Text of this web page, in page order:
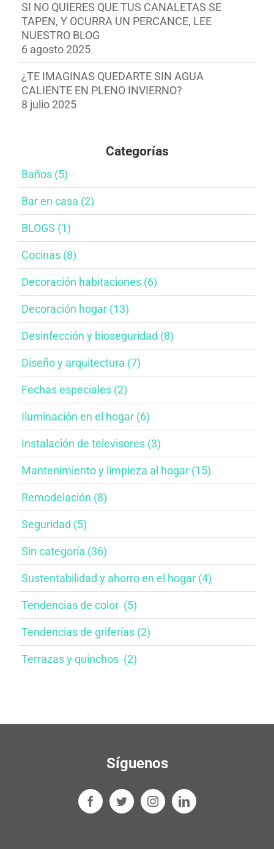
SI NO QUIERES QUE TUS CANALETAS SE
TAPEN, Y OCURRA UN PERCANCE, LEE
NUESTRO BLOG
6 agosto 2025
¿TE IMAGINAS QUEDARTE SIN AGUA
CALIENTE EN PLENO INVIERNO?
8 julio 2025
Categorías
Baños​ (5)
Bar en casa​ (2)
BLOGS (1)
Cocinas (8)
Decoración habitaciones​ (6)
Decoración hogar (13)
Desinfección y bioseguridad​ (8)
Diseño y arquitectura​ (7)
Fechas especiales​ (2)
Iluminación en el hogar​ (6)
Instalación de televisores​ (3)
Mantenimiento y limpieza al hogar​ (15)
Remodelación​ (8)
Seguridad (5)
Sin categoría (36)
Sustentabilidad y ahorro en el hogar​ (4)
Tendencias de color ​ (5)
Tendencias de griferías​ (2)
Terrazas y quinchos ​ (2)
Síguenos